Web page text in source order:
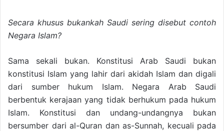
Secara khusus bukankah Saudi sering disebut contoh
Negara Islam?
Sama sekali bukan. Konstitusi Arab Saudi bukan
konstitusi Islam yang lahir dari akidah Islam dan digali
dari sumber hukum Islam. Negara Arab Saudi
berbentuk kerajaan yang tidak berhukum pada hukum
Islam. Konstitusi dan undang-undangnya bukan
bersumber dari al-Quran dan as-Sunnah, kecuali pada